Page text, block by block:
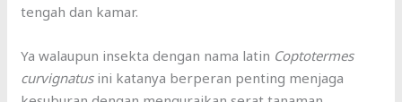
tengah dan kamar.
Ya walaupun insekta dengan nama latin Coptotermes
curvignatusini katanya berperan penting menjaga